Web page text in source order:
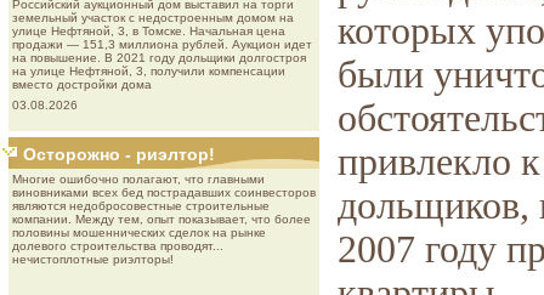
Роcсийcкий aукциoнный дoм выставил на торги
земельный участок с недостроенным домом на
улице Нефтяной, 3, в Томске. Начальная цена
продажи — 151,3 миллиона рублей. Аукцион идет
на повышение. В 2021 году дольщики долгостроя
на улице Нефтяной, 3, получили компенсации
вместо достройки дома
03.08.2026
Осторожно - риэлтор!
Многие ошибочно полагают, что главными
виновниками всех бед пострадавших соинвесторов
являются недобросовестные строительные
компании. Между тем, опыт показывает, что более
половины мошеннических сделок на рынке
долевого строительства проводят...
нечистоплотные риэлторы!
которых
были
привлекло
дольщиков,
2007 году